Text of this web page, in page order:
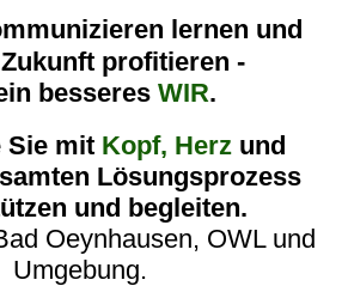
lernen und
profitieren -
besseres WIR.
Sie mit Kopf, Herz und
Lösungsprozess
und begleiten.
Oeynhausen, OWL und
Umgebung.